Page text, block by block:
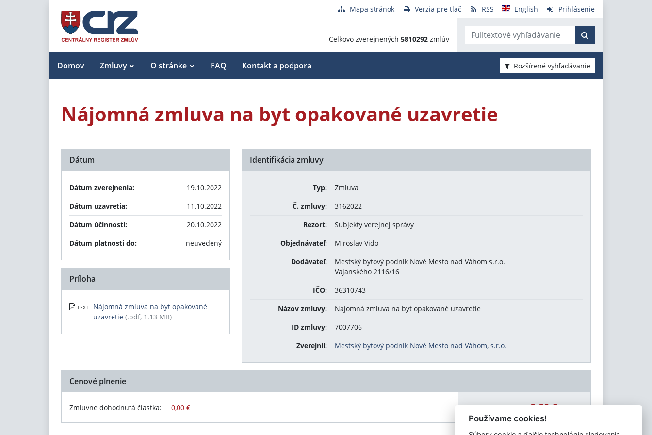
Mapa stránok Verzia pre tlač RSS English Prihlásenie
Celkovo zverejnených 5810292 zmlúv
Domov Zmluvy O stránke FAQ Kontakt a podpora Rozšírené vyhľadávanie
Nájomná zmluva na byt opakované uzavretie
Identifikácia zmluvy
Typ:
Zmluva
Č. zmluvy:
3162022
Rezort:
Subjekty verejnej správy
Objednávateľ:
Miroslav Vido
Dodávateľ:
Mestský bytový podnik Nové Mesto nad Váhom s.r.o.
Vajanského 2116/16
IČO:
36310743
Názov zmluvy:
Nájomná zmluva na byt opakované uzavretie
ID zmluvy:
7007706
Zverejnil:
Mestský bytový podnik Nové Mesto nad Váhom, s.r.o.
Dátum
Dátum zverejnenia:
19.10.2022
Dátum uzavretia:
11.10.2022
Dátum účinnosti:
20.10.2022
Dátum platnosti do:
neuvedený
Príloha
TEXT
Nájomná zmluva na byt opakované
uzavretie (.pdf, 1.13 MB)
Cenové plnenie
Zmluvne dohodnutá čiastka: 0,00 € Celková čiastka: 0,00 €
Používame cookies!